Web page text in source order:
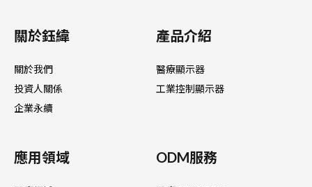
關於鈺緯
關於我們
投資人關係
企業永續
產品介紹
醫療顯示器
工業控制顯示器
應用領域 ODM服務